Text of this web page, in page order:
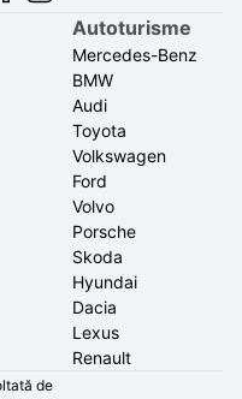
Autoturisme
Mercedes-Benz
BMW
Audi
Toyota
Volkswagen
Ford
Volvo
Porsche
Skoda
Hyundai
Dacia
Lexus
Renault
de